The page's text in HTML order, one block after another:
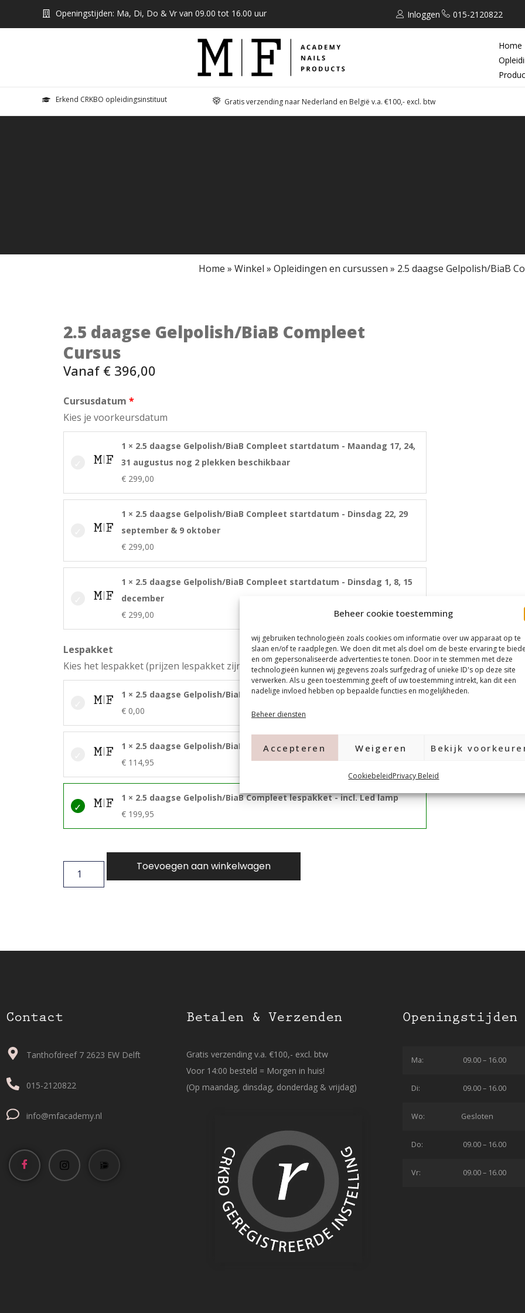
Beheer cookie toestemming
wij gebruiken technologieën zoals cookies om informatie over uw apparaat op te
slaan en/of te raadplegen. We doen dit met als doel om de beste ervaring te
en om gepersonaliseerde advertenties te tonen. Door in te stemmen met deze
technologieën kunnen wij gegevens zoals surfgedrag of unieke ID's op deze site
verwerken. Als u geen toestemming geeft of uw toestemming intrekt, kan dit een
nadelige invloed hebben op bepaalde functies en mogelijkheden.
Beheer diensten
Accepteren Weigeren Bekijk
CookiebeleidPrivacy Beleid
Openingstijden: Ma, Di, Do & Vr van 09.00 tot 16.00 uur Inloggen 015-2120822
Home
Erkend CRKBO opleidingsinstituut Gratis verzending naar Nederland en België v.a. €100,- excl. btw
Home » Winkel » Opleidingen en cursussen » 2.5 daagse Gelpolish/BiaB
2.5 daagse Gelpolish/BiaB Compleet
Cursus
Vanaf €396,00
Cursusdatum
Kies je voorkeursdatum
1 × 2.5 daagse Gelpolish/BiaB Compleet startdatum - Maandag 17, 24,
31 augustus nog 2 plekken beschikbaar
€299,00
1 × 2.5 daagse Gelpolish/BiaB Compleet startdatum - Dinsdag 22, 29
september & 9 oktober
€299,00
1 × 2.5 daagse Gelpolish/BiaB Compleet startdatum - Dinsdag 1, 8, 15
december
€299,00
Lespakket
Kies het lespakket (prijzen lespakket zijn excl. BTW)
1 × 2.5 daagse Gelpolish/BiaB Compleet lespakket - Geen lespakket
€0,00
1 × 2.5 daagse Gelpolish/BiaB Compleet lespakket - Zonder led lamp
€114,95
1 × 2.5 daagse Gelpolish/BiaB Compleet lespakket - incl. Led lamp
€199,95
Toevoegen aan winkelwagen
Contact
Tanthofdreef 7 2623 EW Delft
015-2120822
info@mfacademy.nl
Betalen & Verzenden
Gratis verzending v.a. €100,- excl. btw
Voor 14:00 besteld = Morgen in huis!
(Op maandag, dinsdag, donderdag & vrijdag)
Openingstijden
Ma: 09.00 – 16.00
Di: 09.00 – 16.00
Wo: Gesloten
Do: 09.00 – 16.00
Vr: 09.00 – 16.00